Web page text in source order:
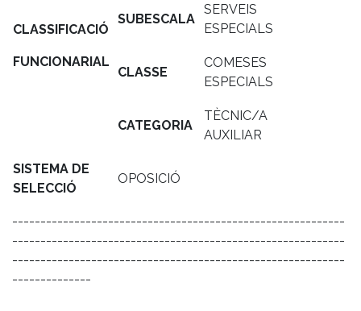
CLASSIFICACIÓ
FUNCIONARIAL
SUBESCALA
SERVEIS
ESPECIALS
CLASSE
COMESES
ESPECIALS
CATEGORIA
TÈCNIC/A
AUXILIAR
SISTEMA DE
SELECCIÓ
OPOSICIÓ
-----------------------------------------------------------
-----------------------------------------------------------
-----------------------------------------------------------
--------------